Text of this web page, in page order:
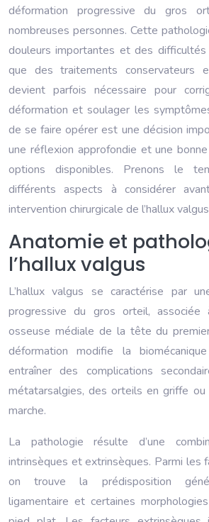
déformation progressive du gros
nombreuses personnes. Cette
douleurs importantes et des difficultés
que des traitements conservateurs
devient parfois nécessaire pour
déformation et soulager les
de se faire opérer est une décision
une réflexion approfondie et une
options disponibles. Prenons le
différents aspects à considérer
intervention chirurgicale de l’hallux
Anatomie et
l’hallux valgus
L’hallux valgus se caractérise par
progressive du gros orteil, associée
osseuse médiale de la tête du
déformation modifie la
entraîner des complications
métatarsalgies, des orteils en griffe
marche.
La pathologie résulte d’une
intrinsèques et extrinsèques. Parmi les
on trouve la prédisposition
ligamentaire et certaines